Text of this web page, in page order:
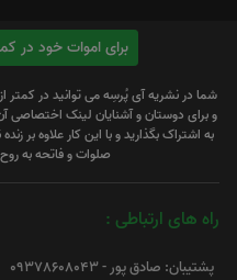
برای اموات خود در کمتر از 3 دقیقه
شما در نشریه آی پُرسِه می توانید در کمتر
و برای دوستان و آشنایان لینک
به اشتراک بگذارید و با این کار علاوه بر
صلوات و فاتحه به
راه های ارتباطی :
پشتیبان: صادق پور - 09378608043